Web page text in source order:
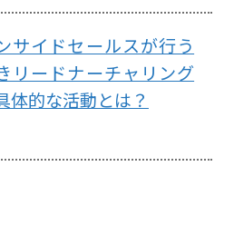
サイドセールスが行う
リードナーチャリング
体的な活動とは？